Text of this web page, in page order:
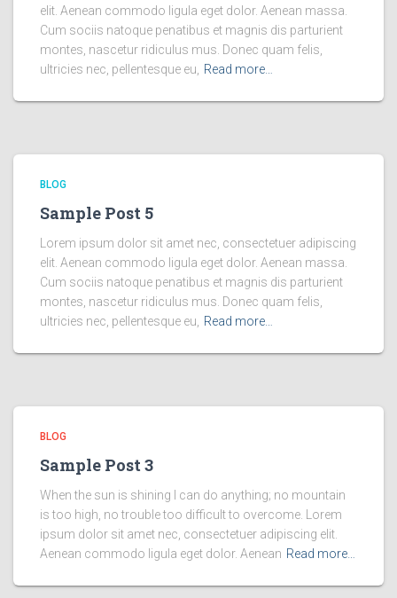
elit. Aenean commodo ligula eget dolor. Aenean massa.
Cum sociis natoque penatibus et magnis dis parturient
montes, nascetur ridiculus mus. Donec quam felis,
ultricies nec, pellentesque eu, Read more…
BLOG
Sample Post 5
Lorem ipsum dolor sit amet nec, consectetuer adipiscing
elit. Aenean commodo ligula eget dolor. Aenean massa.
Cum sociis natoque penatibus et magnis dis parturient
montes, nascetur ridiculus mus. Donec quam felis,
ultricies nec, pellentesque eu, Read more…
BLOG
Sample Post 3
When the sun is shining I can do anything; no mountain
is too high, no trouble too difficult to overcome. Lorem
ipsum dolor sit amet nec, consectetuer adipiscing elit.
Aenean commodo ligula eget dolor. Aenean Read more…